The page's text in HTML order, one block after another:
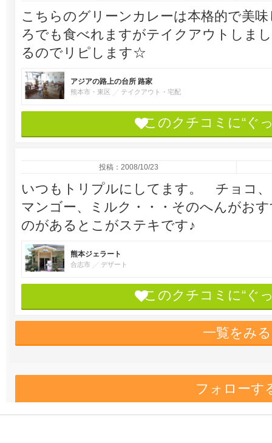
こちらのグリーンカレーは本格的で美
ろでも食べれますがテイクアウトしま
るのでリピします☆
アジアの路上の台所 路家
熊本市・東区 テイクアウト・宅配
このクチコミに“ぐ
投稿：2008/10/23
いつもトリプルにしてます。 チョコ
マンゴー、ミルク・・・そのへんがお
のがあるとこがステキです♪
熊本ジェラート
合志市 デザート
このクチコミに“ぐ
一覧をみる
フォローす